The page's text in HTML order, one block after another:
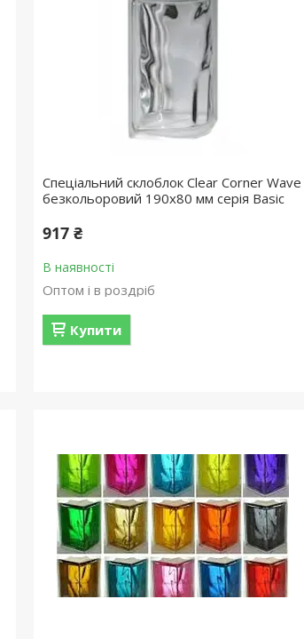
Спеціальний склоблок Clear Corner Wave
безкольоровий 190х80 мм серія Basic
917 ₴
В наявності
Оптом і в роздріб
Купити